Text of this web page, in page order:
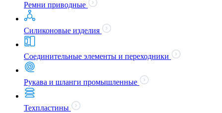
Ремни приводные
Силиконовые изделия
Соединительные элементы и переходники
Рукава и шланги промышленные
Техпластины